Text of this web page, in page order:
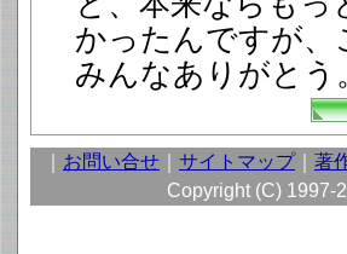
かったんですが、
みんなありがとう
お問い合せ サイトマップ｜ 著
Copyright (C) 1997-